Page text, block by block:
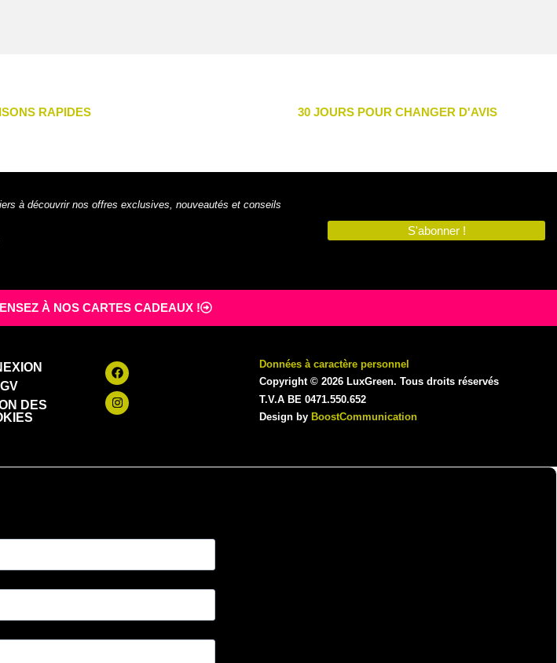
RAPIDES 30 JOURS POUR CHANGER D'AVIS
à découvrir nos offres exclusives, nouveautés et conseils
S'abonner !
À NOS CARTES CADEAUX !
DES
Données à caractère personnel
Copyright © 2026 LuxGreen. Tous droits réservés
T.V.A BE 0471.550.652
Design by BoostCommunication